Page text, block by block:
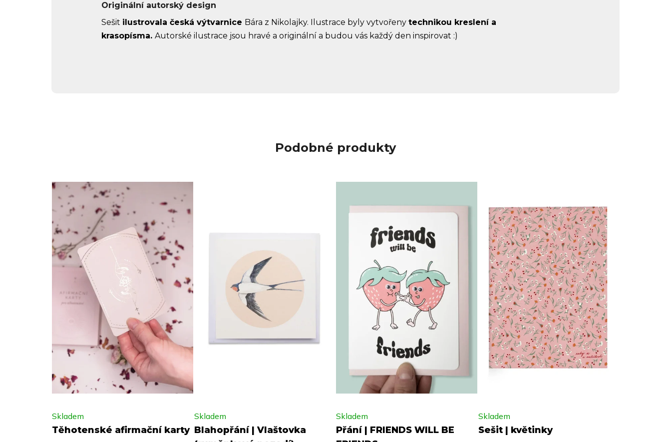
Originální autorský design
Sešit ilustrovala česká výtvarnice Bára z Nikolajky. Ilustrace byly vytvořeny technikou kreslení a
krasopísma. Autorské ilustrace jsou hravé a originální a budou vás každý den inspirovat :)
Podobné produkty
Těhotenské afirmační karty
Skladem
Blahopřání | Vlaštovka
Skladem
Přání | FRIENDS WILL BE
Skladem
Sešit | květinky
Skladem